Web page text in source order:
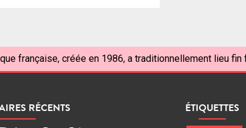
française, créée en 1986, a traditionnellement lieu fin
RÉCENTS ÉTIQUETTES